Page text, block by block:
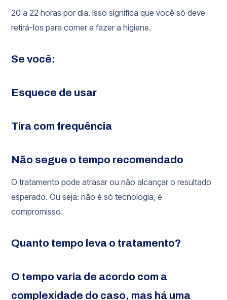
20 a 22 horas por dia. Isso significa que você só deve
retirá-los para comer e fazer a higiene.
Se você:
Esquece de usar
Tira com frequência
Não segue o tempo recomendado
O tratamento pode atrasar ou não alcançar o resultado
esperado. Ou seja: não é só tecnologia, é
compromisso.
Quanto tempo leva o tratamento?
O tempo varia de acordo com a
complexidade do caso, mas há uma